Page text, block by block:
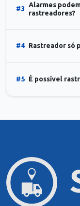
#3
Alarmes
rastreadores?
#4 Rastreador só
#5 É possível